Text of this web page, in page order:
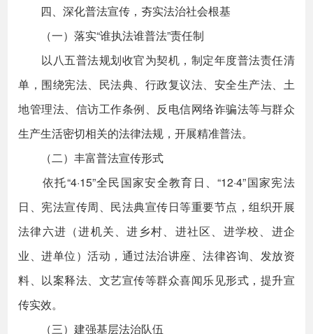
四、深化普法宣传，夯实法治社会根基
（一）落实“谁执法谁普法”责任制
以八五普法规划收官为契机，制定年度普法责任清
单，围绕宪法、民法典、行政复议法、安全生产法、土
地管理法、信访工作条例、反电信网络诈骗法等与群众
生产生活密切相关的法律法规，开展精准普法。
（二）丰富普法宣传形式
依托“4·15”全民国家安全教育日、“12·4”国家宪法
日、宪法宣传周、民法典宣传日等重要节点，组织开展
法律六进（进机关、进乡村、进社区、进学校、进企
业、进单位）活动，通过法治讲座、法律咨询、发放资
料、以案释法、文艺宣传等群众喜闻乐见形式，提升宣
传实效。
（三）建强基层法治队伍